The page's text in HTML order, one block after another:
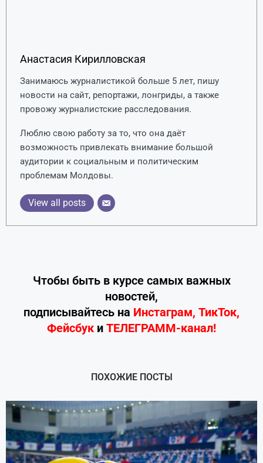
Анастасия Кирилловская
Занимаюсь журналистикой больше 5 лет, пишу
новости на сайт, репортажи, лонгриды, а также
провожу журналистские расследования.
Люблю свою работу за то, что она даёт
возможность привлекать внимание большой
аудитории к социальным и политическим
проблемам Молдовы.
View all posts
Чтобы быть в курсе самых важных
новостей,
подписывайтесь на Инстаграм, ТикТок,
Фейсбук и ТЕЛЕГРАММ-канал!
ПОХОЖИЕ ПОСТЫ